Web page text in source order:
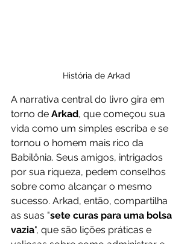
História de Arkad
A narrativa central do livro gira em
torno de Arkad, que começou sua
vida como um simples escriba e se
tornou o homem mais rico da
Babilônia. Seus amigos, intrigados
por sua riqueza, pedem conselhos
sobre como alcançar o mesmo
sucesso. Arkad, então, compartilha
as suas "sete curas para uma bolsa
vazia", que são lições práticas e